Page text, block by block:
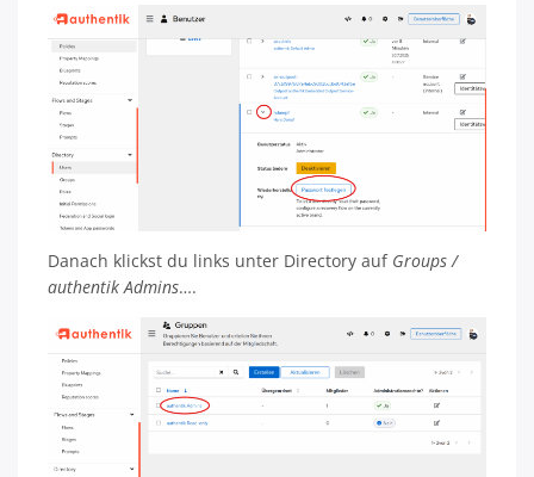
Danach klickst du links unter Directory auf Groups /
authentik Admins….